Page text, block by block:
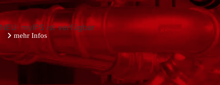
NEU: myIPS ist verfügbar
mehr Infos